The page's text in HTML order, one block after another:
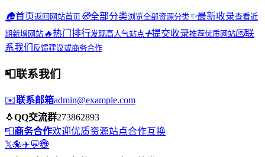
🏠首页返回网站首页 🧭全部分类浏览全部资源分类✨最新收录查看近
期新增网站 🔥热门排行发现高人气站点➕提交收录推荐优质网站💌联
系我们 反馈建议或商务合作
📮联系我们
✉️联系邮箱admin@example.com
🐧QQ交流群273862893
📮商务合作欢迎优质资源站点合作互换
𝕏🐙✈️💬🌐